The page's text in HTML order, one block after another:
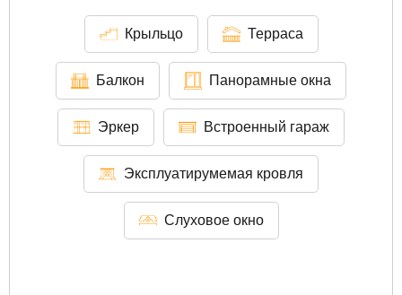
Крыльцо Терраса
Балкон Панорамные окна
Эркер Встроенный гараж
Эксплуатирумемая кровля
Слуховое окно